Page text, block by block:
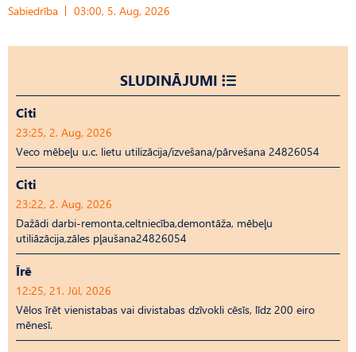
Sabiedrība 03:00, 5. Aug, 2026
SLUDINĀJUMI
Citi
23:25, 2. Aug, 2026
Veco mēbeļu u.c. lietu utilizācija/izvešana/pārvešana 24826054
Citi
23:22, 2. Aug, 2026
Dažādi darbi-remonta,celtniecība,demontāža, mēbeļu
utiliāzācija,zāles pļaušana24826054
Īrē
12:25, 21. Jūl, 2026
Vēlos īrēt vienistabas vai divistabas dzīvokli cēsīs, līdz 200 eiro
mēnesī.